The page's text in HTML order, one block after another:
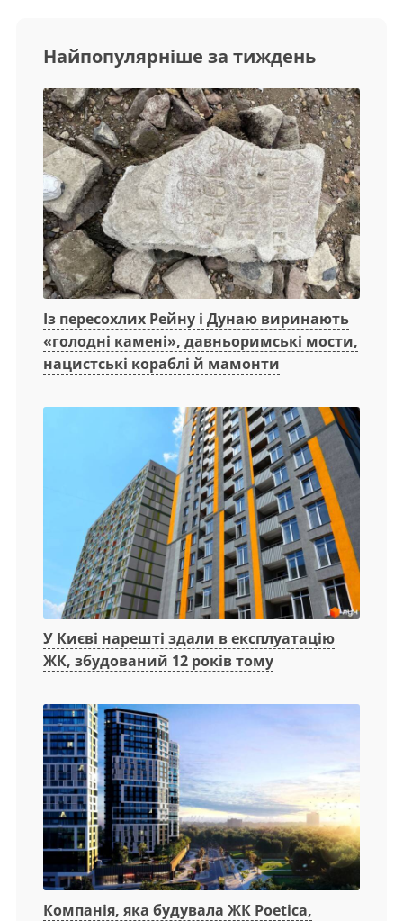
Найпопулярніше за тиждень
Із пересохлих Рейну і Дунаю виринають
«голодні камені», давньоримські мости,
нацистські кораблі й мамонти
У Києві нарешті здали в експлуатацію
ЖК, збудований 12 років тому
Компанія, яка будувала ЖК Poetica,